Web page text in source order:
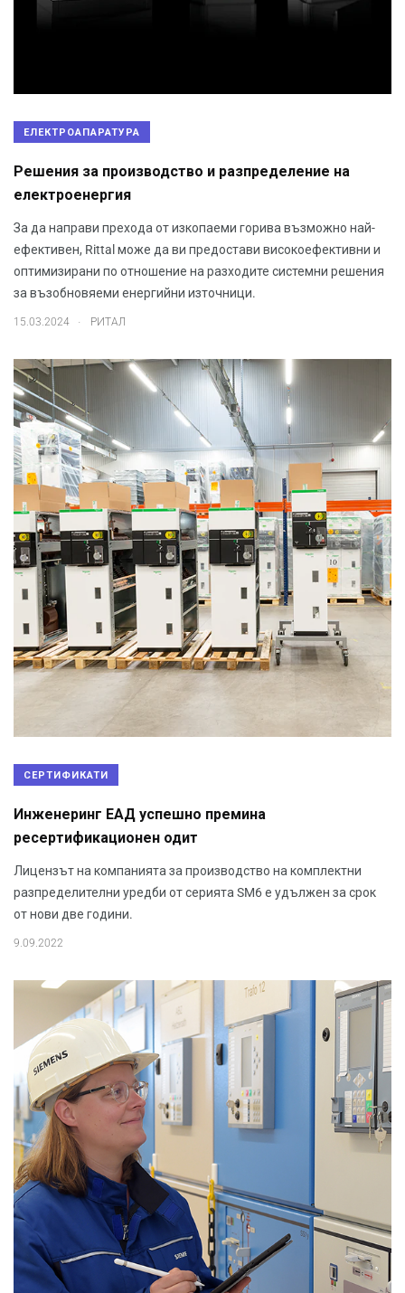
ЕЛЕКТРОАПАРАТУРА
Решения за производство и разпределение на
електроенергия
За да направи прехода от изкопаеми горива възможно най-
ефективен, Rittal може да ви предостави високоефективни и
оптимизирани по отношение на разходите системни решения
за възобновяеми енергийни източници.
15.03.2024 . РИТАЛ
СЕРТИФИКАТИ
Инженеринг ЕАД успешно премина
ресертификационен одит
Лицензът на компанията за производство на комплектни
разпределителни уредби от серията SM6 е удължен за срок
от нови две години.
9.09.2022